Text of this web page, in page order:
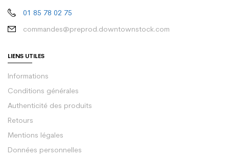
01 85 78 02 75
commandes@preprod.downtownstock.com
LIENS UTILES
Informations
Conditions générales
Authenticité des produits
Retours
Mentions légales
Données personnelles